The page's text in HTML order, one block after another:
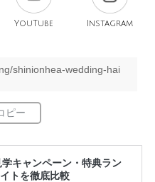
YouTube Instagram
shinionhea-wedding-hai
キャンペーン・特典ラン
トを徹底比較